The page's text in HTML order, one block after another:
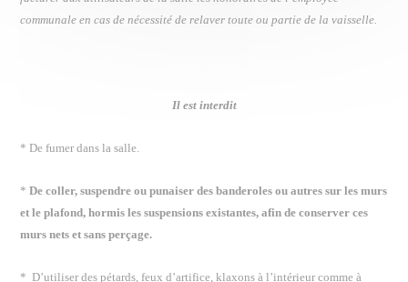
communale en cas de nécessité de relaver toute ou partie de la vaisselle.
Il est interdit
* De fumer dans la salle.
*De coller, suspendre ou punaiser des banderoles ou autres sur les murs
et le plafond, hormis les suspensions existantes, afin de conserver ces
murs nets et sans perçage.
* D’utiliser des pétards, feux d’artifice, klaxons à l’intérieur comme à